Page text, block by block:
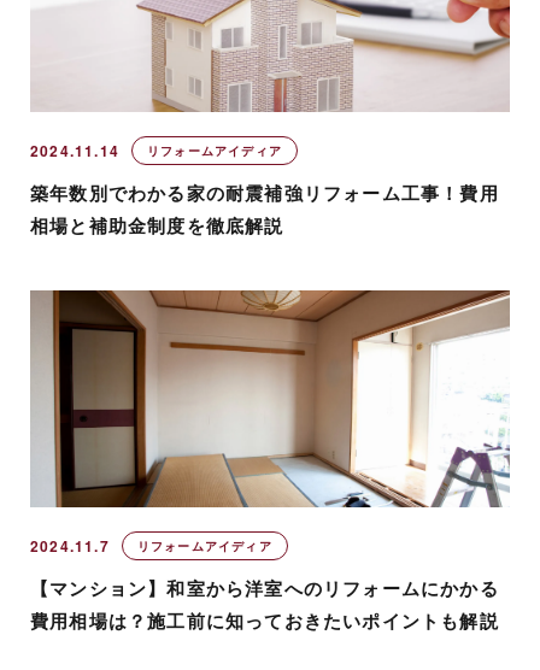
2024.11.14 リフォームアイディア
築年数別でわかる家の耐震補強リフォーム工事！費用
相場と補助金制度を徹底解説
2024.11.7 リフォームアイディア
【マンション】和室から洋室へのリフォームにかかる
費用相場は？施工前に知っておきたいポイントも解説